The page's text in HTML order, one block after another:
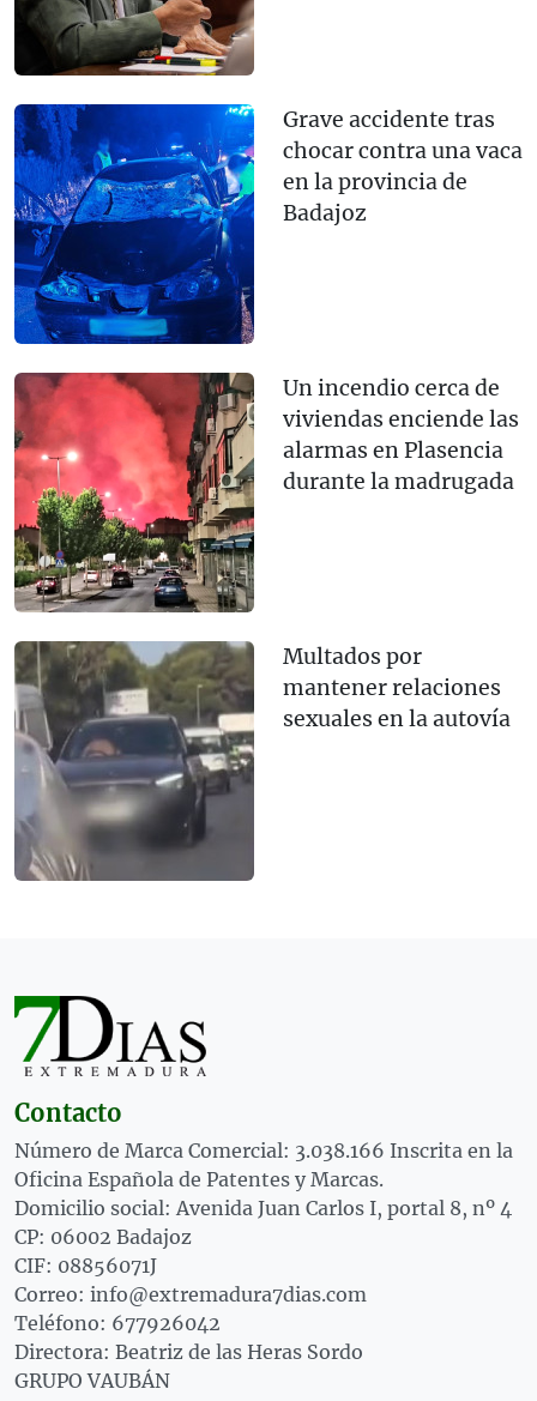
Grave accidente tras
chocar contra una vaca
en la provincia de
Badajoz
Un incendio cerca de
viviendas enciende las
alarmas en Plasencia
durante la madrugada
Multados por
mantener relaciones
sexuales en la autovía
Contacto
Número de Marca Comercial: 3.038.166 Inscrita en la
Oficina Española de Patentes y Marcas.
Domicilio social: Avenida Juan Carlos I, portal 8, nº 4
CP: 06002 Badajoz
CIF: 08856071J
Correo: info@extremadura7dias.com
Teléfono: 677926042
Directora: Beatriz de las Heras Sordo
GRUPO VAUBÁN